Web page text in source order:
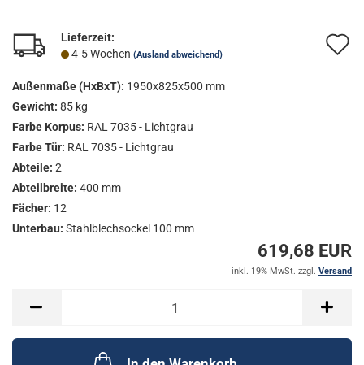
Lieferzeit:
4-5 Wochen (Ausland abweichend)
Außenmaße (HxBxT): 1950x825x500 mm
Gewicht: 85 kg
Farbe Korpus: RAL 7035 - Lichtgrau
Farbe Tür: RAL 7035 - Lichtgrau
Abteile: 2
Abteilbreite: 400 mm
Fächer: 12
Unterbau: Stahlblechsockel 100 mm
619,68 EUR
inkl. 19% MwSt. zzgl. Versand